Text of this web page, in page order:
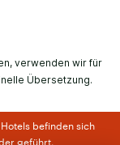
verwenden wir für
Übersetzung.
befinden sich
geführt.